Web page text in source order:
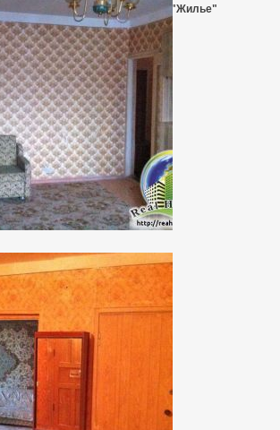
"Агентство Недвижимости "Жилье"